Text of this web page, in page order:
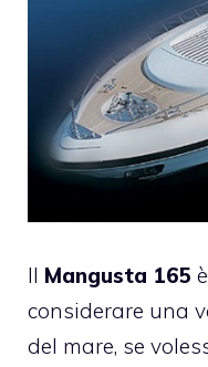
Il Mangusta 165
considerare una
del mare, se